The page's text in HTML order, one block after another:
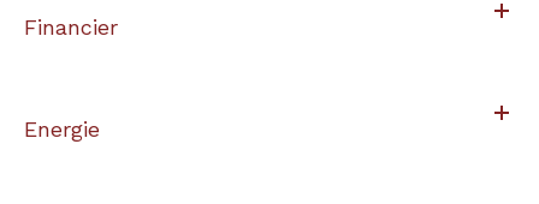
Financier
Energie